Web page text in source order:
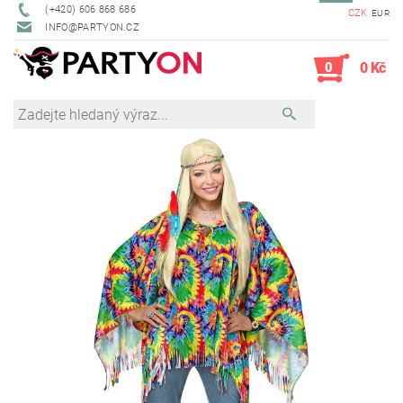
(+420) 606 868 686
INFO@PARTYON.CZ
CZK EUR
0 0 Kč